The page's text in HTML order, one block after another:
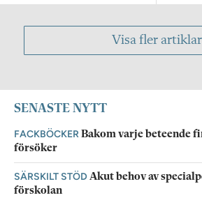
Visa fler artiklar
SENASTE NYTT
FACKBÖCKER Bakom varje beteende
försöker
SÄRSKILT STÖDAkut behov av
förskolan